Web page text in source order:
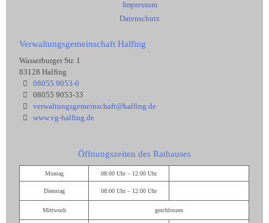
Impressum
Datenschutz
Verwaltungsgemeinschaft Halfing
Wasserburger Str. 1
83128 Halfing
08055 9053-0
08055 9053-33
verwaltungsgemeinschaft@halfing.de
www.vg-halfing.de
Öffnungszeiten des Rathauses
Montag 08:00 Uhr – 12:00 Uhr
Dienstag 08:00 Uhr – 12:00 Uhr
Mittwoch geschlossen